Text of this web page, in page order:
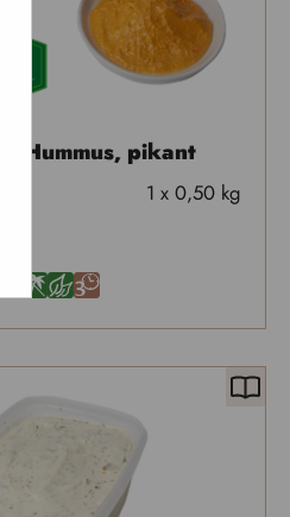
Hummus, pikant
1 x 0,50 kg
ÄJ3